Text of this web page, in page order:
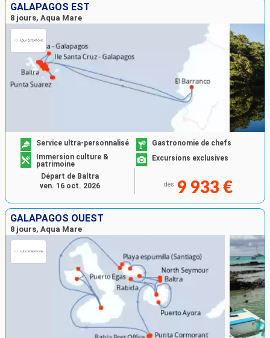
GALAPAGOS EST
8 jours, Aqua Mare
Service ultra-personnalisé
Gastronomie de chefs
Immersion culture &
patrimoine
Excursions exclusives
dès 9 933 €
Départ de Baltra
ven. 16 oct. 2026
GALAPAGOS OUEST
8 jours, Aqua Mare